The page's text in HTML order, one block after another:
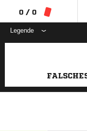
0 / 0
Legende